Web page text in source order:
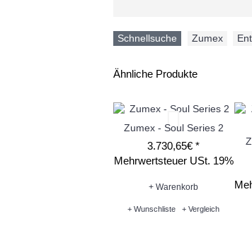
Schnellsuche Zumex
Ähnliche Produkte
Zumex - Soul Series 2
3.730,65€ *
Mehrwertsteuer USt. 19%
+ Warenkorb
+ Wunschliste + Vergleich